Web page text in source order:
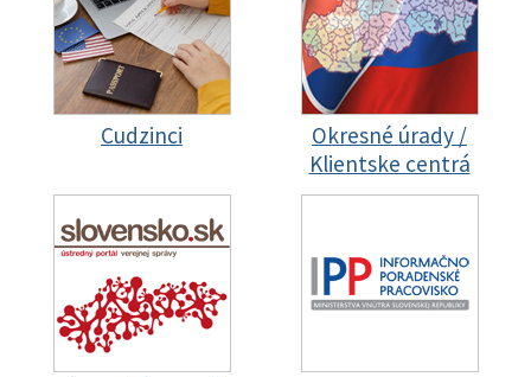
Cudzinci
Okresné úrady /
Klientske centrá